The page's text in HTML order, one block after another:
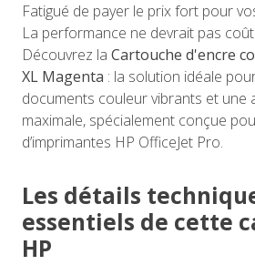
Fatigué de payer le prix fort pour
La performance ne devrait pas
Découvrez la Cartouche d'encre
XL Magenta : la solution idéale
documents couleur vibrants et une
maximale, spécialement conçue
d’imprimantes HP OfficeJet Pro.
Les détails
essentiels de cette
HP